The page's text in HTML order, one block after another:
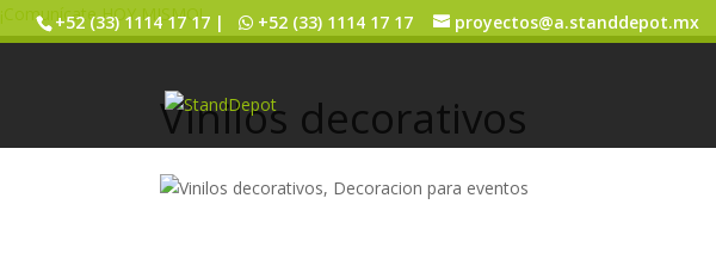
¡Comunícate HOY MISMO!
+52 (33) 1114 17 17 | +52 (33) 1114 17 17 proyectos@a.standdepot.mx
Vinilos decorativos